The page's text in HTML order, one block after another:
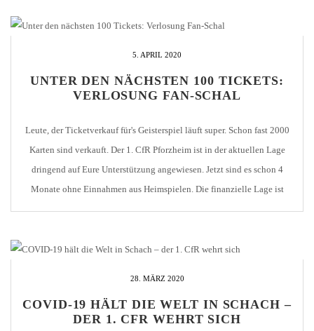
5. APRIL 2020
UNTER DEN NÄCHSTEN 100 TICKETS:
VERLOSUNG FAN-SCHAL
Leute, der Ticketverkauf für's Geisterspiel läuft super. Schon fast 2000
Karten sind verkauft. Der 1. CfR Pforzheim ist in der aktuellen Lage
dringend auf Eure Unterstützung angewiesen. Jetzt sind es schon 4
Monate ohne Einnahmen aus Heimspielen. Die finanzielle Lage ist
28. MÄRZ 2020
COVID-19 HÄLT DIE WELT IN SCHACH –
DER 1. CFR WEHRT SICH